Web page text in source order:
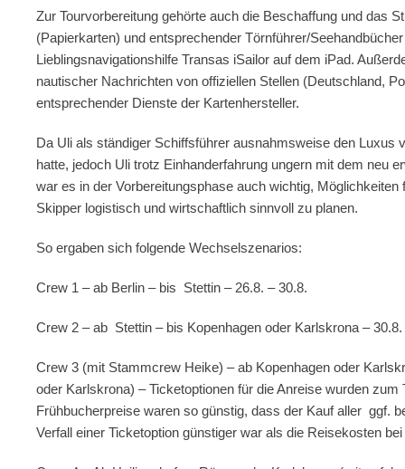
Zur Tourvorbereitung gehörte auch die Beschaffung und das
(Papierkarten) und entsprechender Törnführer/
Lieblingsnavigationshilfe Transas iSailor auf dem iPad.
nautischer Nachrichten von offiziellen Stellen (Deutschland,
entsprechender Dienste der Kartenhersteller.
Da Uli als ständiger Schiffsführer ausnahmsweise den Luxus
hatte, jedoch Uli trotz Einhanderfahrung ungern mit dem neu
war es in der Vorbereitungsphase auch wichtig,
Skipper logistisch und wirtschaftlich sinnvoll zu planen.
So ergaben sich folgende Wechselszenarios:
Crew 1 – ab Berlin – bis Stettin – 26.8. – 30.8.
Crew 2 – ab Stettin – bis Kopenhagen oder Karlskrona – 30.8.
Crew 3 (mit Stammcrew Heike) – ab Kopenhagen oder
oder Karlskrona) – Ticketoptionen für die Anreise wurden
Frühbucherpreise waren so günstig, dass der Kauf aller ggf.
Verfall einer Ticketoption günstiger war als die Reisekosten